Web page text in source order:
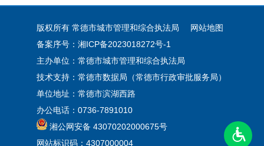
版权所有 常德市城市管理和综合执法局
网站地图
备案序号：湘ICP备2023018272号-1
主办单位：常德市城市管理和综合执法局
技术支持：常德市数据局（常德市行政审批服务局）
单位地址：常德市滨湖西路
办公电话：0736-7891010
湘公网安备 43070202000675号
网站标识码：4307000004